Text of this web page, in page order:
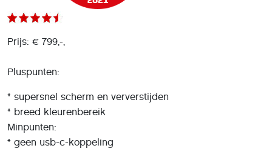
Prijs: € 799,-,
Pluspunten:
* supersnel scherm en ververstijden
* breed kleurenbereik
Minpunten:
* geen usb-c-koppeling